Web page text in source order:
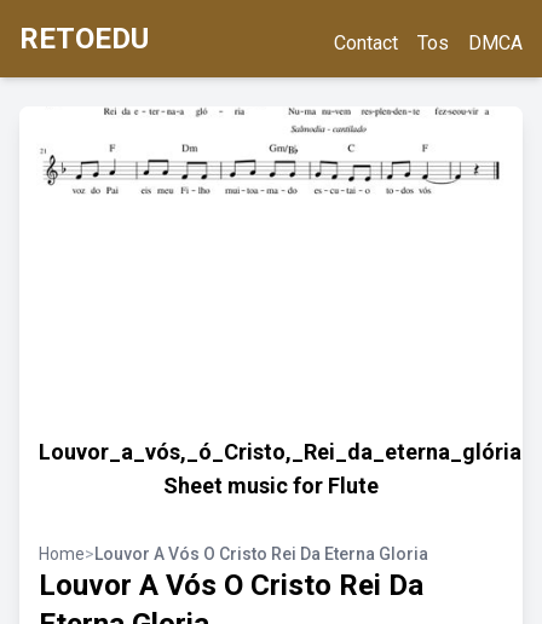
RETOEDU Contact Tos DMCA
Louvor_a_vós,_ó_Cristo,_Rei_da_eterna_glória
Sheet music for Flute
Home>Louvor A Vós O Cristo Rei Da Eterna Gloria
Louvor A Vós O Cristo Rei Da